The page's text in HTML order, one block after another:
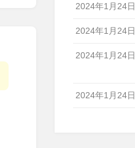
2024年1月24日
2024年1月24日
2024年1月24日
2024年1月24日